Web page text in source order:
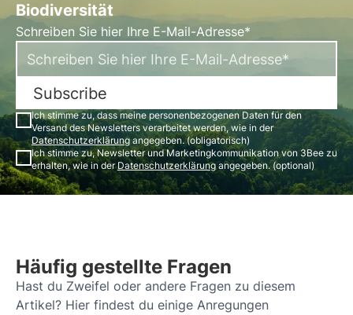
Biodiversität
Schreiben Sie hier Ihre E-Mail-Adresse*
Subscribe
Ich stimme zu, dass meine personenbezogenen Daten für den
Versand des Newsletters verarbeitet werden, wie in der
Datenschutzerklärungangegeben. (obligatorisch)
Ich stimme zu, Newsletter und Marketingkommunikation von 3Bee zu
erhalten, wie in derDatenschutzerklärungangegeben. (optional)
Häufig gestellte Fragen
Hast du Zweifel oder andere Fragen zu diesem
Artikel? Hier findest du einige Anregungen